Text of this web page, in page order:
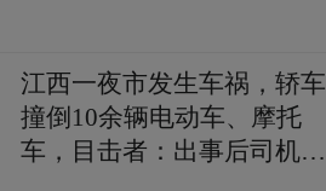
江西一夜市发生车祸，轿车
撞倒10余辆电动车、摩托
车，目击者：出事后司机一